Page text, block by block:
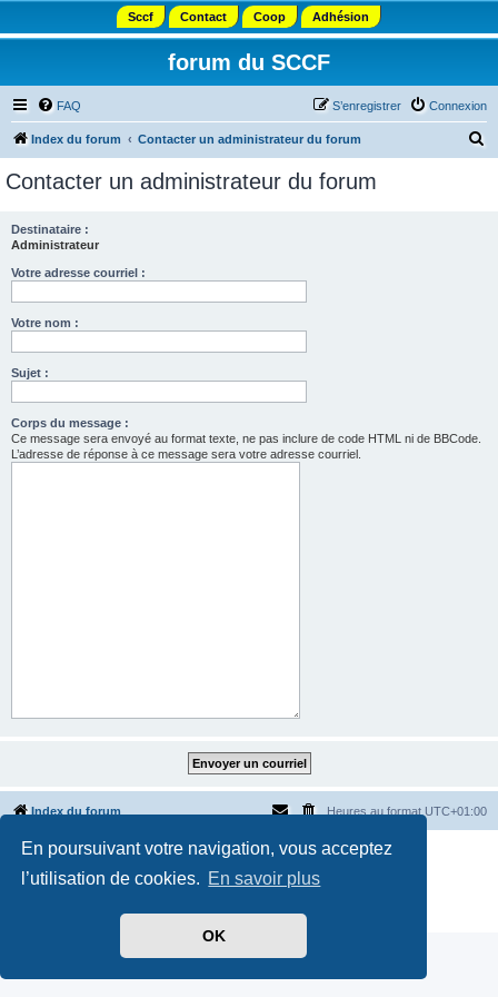
En poursuivant votre navigation, vous acceptez
l’utilisation de cookies. En savoir plus
OK
Sccf Contact Coop Adhésion
forum du SCCF
FAQ Connexion
S’enregistrer
Index du forum Contacter un administrateur du forum
Contacter un administrateur du forum
Destinataire :
Administrateur
Votre adresse courriel :
Votre nom :
Sujet :
Corps du message :
Ce message sera envoyé au format texte, ne pas inclure de code HTML ni de BBCode.
L’adresse de réponse à ce message sera votre adresse courriel.
Index du forum Heures au format UTC+01:00
Développé parphpBB® Forum Software © phpBB Limited
Traduit par
phpBB-fr.com
Style parSide-car club Français